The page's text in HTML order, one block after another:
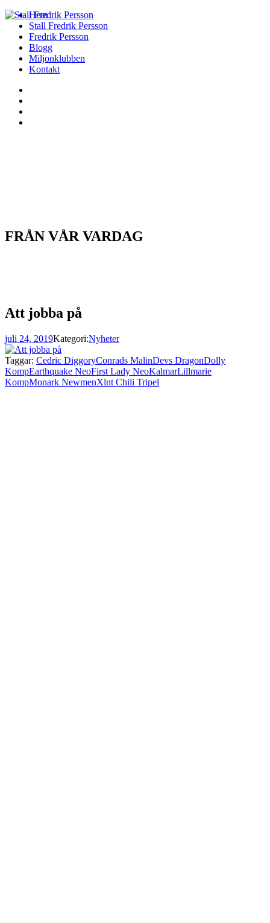
Hem
Stall Fredrik Persson
Fredrik Persson
Blogg
Miljonklubben
Kontakt
FRÅN VÅR VARDAG
Att jobba på
juli 24, 2019Kategori:Nyheter
Taggar: Cedric DiggoryConrads MalinDevs DragonDolly
KompEarthquake NeoFirst Lady NeoKalmarLillmarie
KompMonark NewmenXlnt Chili Tripel